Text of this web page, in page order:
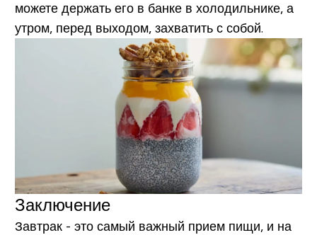
можете держать его в банке в холодильнике, а
утром, перед выходом, захватить с собой.
Заключение
Завтрак - это самый важный прием пищи, и на